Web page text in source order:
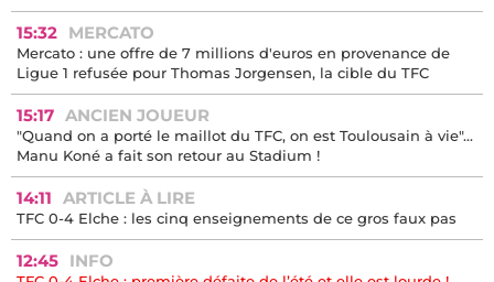
15:32 MERCATO
Mercato : une offre de 7 millions d'euros en provenance de
Ligue 1 refusée pour Thomas Jorgensen, la cible du TFC
15:17 ANCIEN JOUEUR
"Quand on a porté le maillot du TFC, on est Toulousain à vie"...
Manu Koné a fait son retour au Stadium !
14:11 ARTICLE À LIRE
TFC 0-4 Elche : les cinq enseignements de ce gros faux pas
12:45 INFO